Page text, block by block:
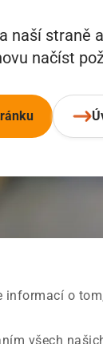
informací o
všech
naší straně
načíst